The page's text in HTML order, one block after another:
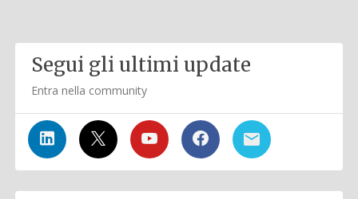
Segui gli ultimi update
Entra nella community